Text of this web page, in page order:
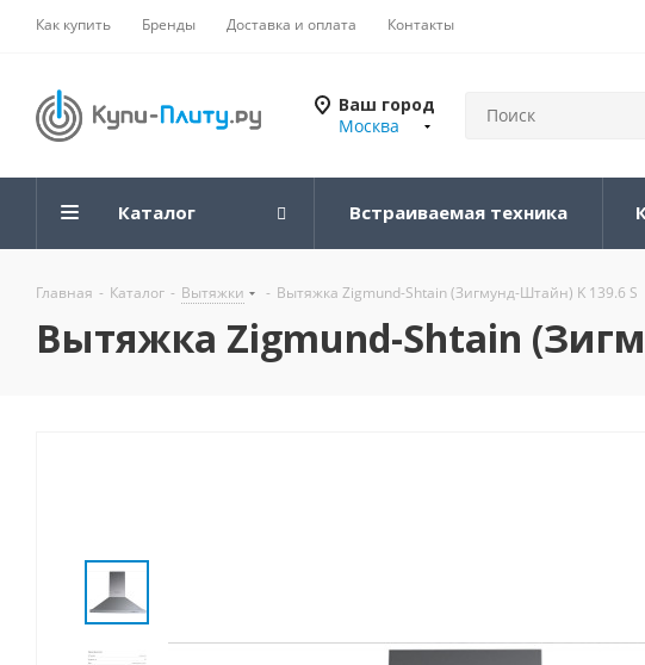
Как купить Бренды Доставка и оплата Контакты
Ваш город
Москва
Каталог Встраиваемая техника
Главная - Каталог - Вытяжки - Вытяжка Zigmund-Shtain (Зигмунд-Штайн) K 139.6 S
Вытяжка Zigmund-Shtain